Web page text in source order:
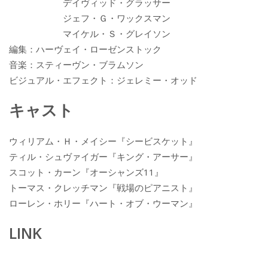
ジェフ・Ｇ・ワックスマン
マイケル・Ｓ・グレイソン
編集：ハーヴェイ・ローゼンストック
音楽：スティーヴン・ブラムソン
ビジュアル・エフェクト：ジェレミー・オッド
キャスト
ウィリアム・Ｈ・メイシー『シービスケット』
ティル・シュヴァイガー『キング・アーサー』
スコット・カーン『オーシャンズ11』
トーマス・クレッチマン『戦場のピアニスト』
ローレン・ホリー『ハート・オブ・ウーマン』
LINK